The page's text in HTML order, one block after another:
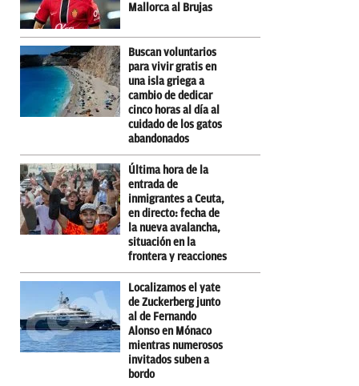
Mallorca al Brujas
Buscan voluntarios
para vivir gratis en
una isla griega a
cambio de dedicar
cinco horas al día al
cuidado de los gatos
abandonados
Última hora de la
entrada de
inmigrantes a Ceuta,
en directo: fecha de
la nueva avalancha,
situación en la
frontera y reacciones
Localizamos el yate
de Zuckerberg junto
al de Fernando
Alonso en Mónaco
mientras numerosos
invitados suben a
bordo